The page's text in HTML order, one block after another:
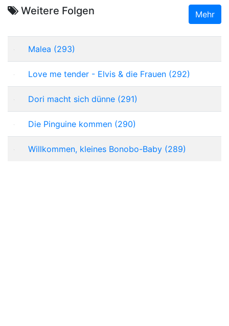
Weitere Folgen Mehr
Malea (293)
Love me tender - Elvis & die Frauen (292)
Dori macht sich dünne (291)
Die Pinguine kommen (290)
Willkommen, kleines Bonobo-Baby (289)